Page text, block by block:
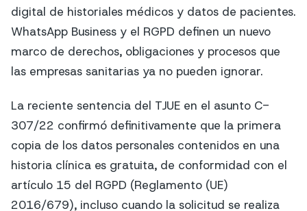
digital de historiales médicos y datos de pacientes.
WhatsApp Business y el RGPD definen un nuevo
marco de derechos, obligaciones y procesos que
las empresas sanitarias ya no pueden ignorar.
La reciente sentencia del TJUE en el asunto C-
307/22 confirmó definitivamente que la primera
copia de los datos personales contenidos en una
historia clínica es gratuita, de conformidad con el
artículo 15 del RGPD (Reglamento (UE)
2016/679), incluso cuando la solicitud se realiza